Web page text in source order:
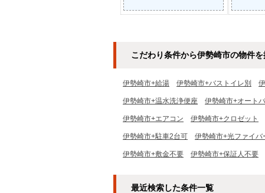
こだわり条件から伊勢崎市の物件
伊勢崎市+給湯 伊勢崎市+バストイレ別
伊勢崎市+温水洗浄便座 伊勢崎市+オート
伊勢崎市+エアコン 伊勢崎市+クロゼット
伊勢崎市+駐車2台可 伊勢崎市+光ファイバ
伊勢崎市+敷金不要 伊勢崎市+保証人不要
最近検索した条件一覧